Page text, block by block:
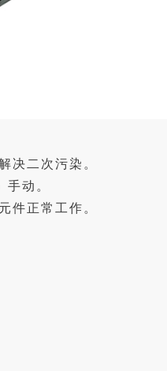
决二次污染。
动。
件正常工作。